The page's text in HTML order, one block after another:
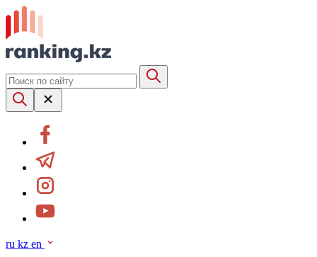
ru kz en